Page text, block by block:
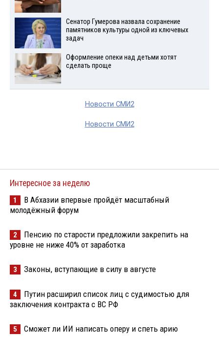
Сенатор Гумерова назвала сохранение
памятников культуры одной из ключевых
задач
Оформление опеки над детьми хотят
сделать проще
Новости СМИ2
Новости СМИ2
Интересное за неделю
1
В Абхазии впервые пройдёт масштабный
молодёжный форум
2
Пенсию по старости предложили закрепить на
уровне не ниже 40% от заработка
3 Законы, вступающие в силу в августе
4
Путин расширил список лиц с судимостью для
заключения контракта с ВС РФ
5 Сможет ли ИИ написать оперу и спеть арию